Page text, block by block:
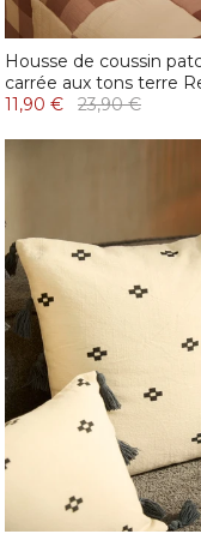
Housse de coussin
carrée aux tons terre
11,90 €
23,90 €